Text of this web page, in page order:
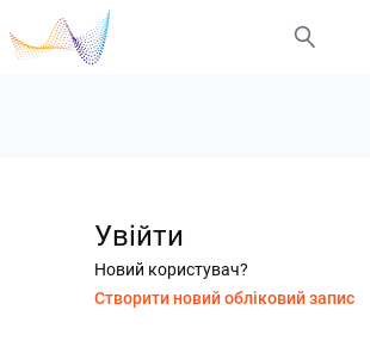
Увійти
Новий користувач?
Створити новий обліковий запис